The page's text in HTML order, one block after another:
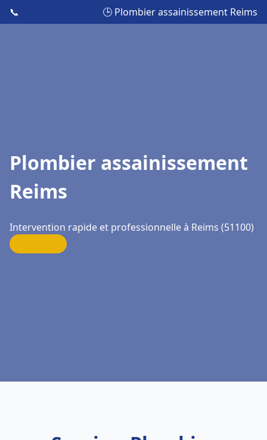
📞 🕒 Plombier assainissement Reims
Plombier assainissement
Reims
Intervention rapide et professionnelle à Reims (51100)